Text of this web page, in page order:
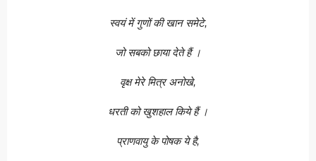
स्वयं में गुणों की खान समेटे,
जो सबको छाया देते हैं ।
वृक्ष मेरे मित्र अनोखे,
धरती को खुशहाल किये हैं ।
प्राणवायु के पोषक ये है,